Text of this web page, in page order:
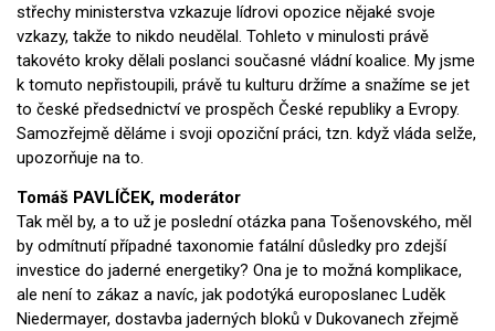
střechy ministerstva vzkazuje lídrovi opozice nějaké svoje
vzkazy, takže to nikdo neudělal. Tohleto v minulosti právě
takovéto kroky dělali poslanci současné vládní koalice. My jsme
k tomuto nepřistoupili, právě tu kulturu držíme a snažíme se jet
to české předsednictví ve prospěch České republiky a Evropy.
Samozřejmě děláme i svoji opoziční práci, tzn. když vláda selže,
upozorňuje na to.
Tomáš PAVLÍČEK, moderátor
Tak měl by, a to už je poslední otázka pana Tošenovského, měl
by odmítnutí případné taxonomie fatální důsledky pro zdejší
investice do jaderné energetiky? Ona je to možná komplikace,
ale není to zákaz a navíc, jak podotýká europoslanec Luděk
Niedermayer, dostavba jaderných bloků v Dukovanech zřejmě